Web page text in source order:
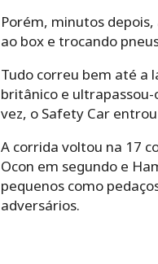
Porém, minutos
ao box e trocando
Tudo correu bem até a
britânico e
vez, o Safety Car
A corrida voltou na 17
Ocon em segundo e
pequenos como
adversários.